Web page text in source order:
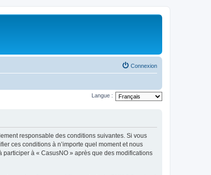
Connexion
Langue :
responsable des conditions suivantes. Si vous
ces conditions à n’importe quel moment et nous
à « CasusNO » après que des modifications